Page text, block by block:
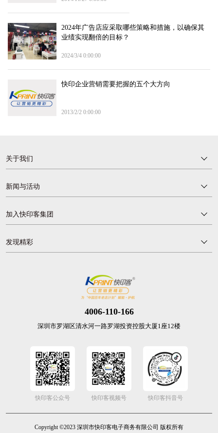
2024年广告店应采取哪些策略和措施，以确保其
业绩实现翻倍的目标？
2024/3/4 0:00:00
快印企业营销需要把握的五个大方向
2013/2/2 0:00:00
4006-110-166
深圳市罗湖区清水河一路罗湖投资控股大厦1座12楼
快印客公众号 快印客视频号 快印客抖音号
关于我们
新闻与活动
加入快印客集团
发现精彩
Copyright ©2023 深圳市快印客电子商务有限公司 版权所有